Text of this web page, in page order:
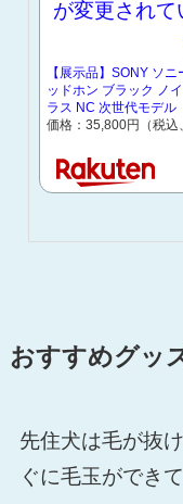
【展示品】SONY ソ
ッドホン ブラック ノ
ラス NC 次世代モデル
価格：35,800円（税込
おすすめグッ
先住犬は毛が抜
ぐに毛玉ができ